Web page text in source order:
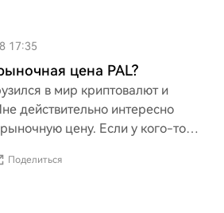
17:35
цена PAL?
в мир криптовалют и
действительно интересно
цену. Если у кого-то
Поделиться